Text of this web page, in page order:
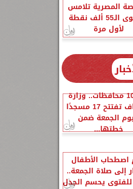
المصرية تلامس
مستوى الـ55 ألف نقطة
لأول مرة
في 10 محافظات.. وزارة
الأوقاف تفتتح 17 مسجدًا
الجمعة ضمن
خطتها...
اصطحاب الأطفال
إلى صلاة الجمعة..
للفتوى يحسم الجدل